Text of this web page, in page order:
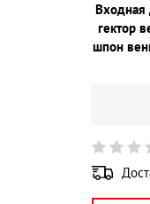
Входная
гектор
шпон